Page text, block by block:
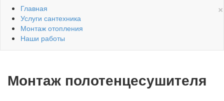
×
Главная
Услуги сантехника
Монтаж отопления
Наши работы
Монтаж полотенцесушителя